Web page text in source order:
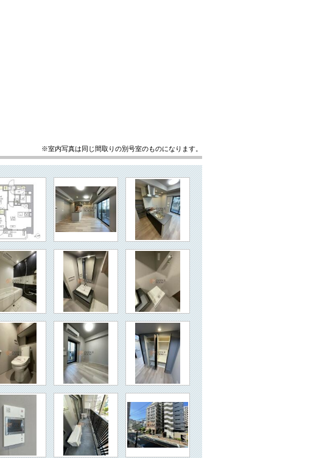
※室内写真は同じ間取りの別号室のものになります。